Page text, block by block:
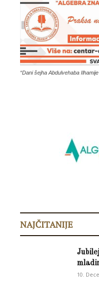
“Dani šejha Abdulvehaba
NAJČITANIJE
10.